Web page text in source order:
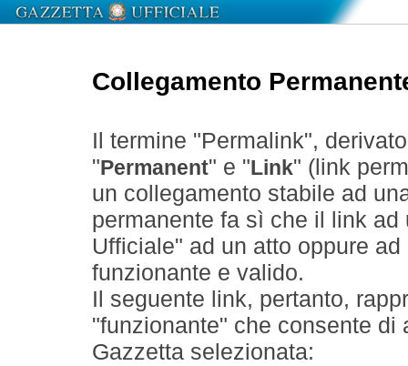
Collegamento
Il termine "Permalink",
" Permanent" e " Link" (link
un collegamento stabile ad
permanente fa sì che il link
Ufficiale" ad un atto oppure
funzionante e valido.
Il seguente link, pertanto,
"funzionante" che consente
Gazzetta selezionata: